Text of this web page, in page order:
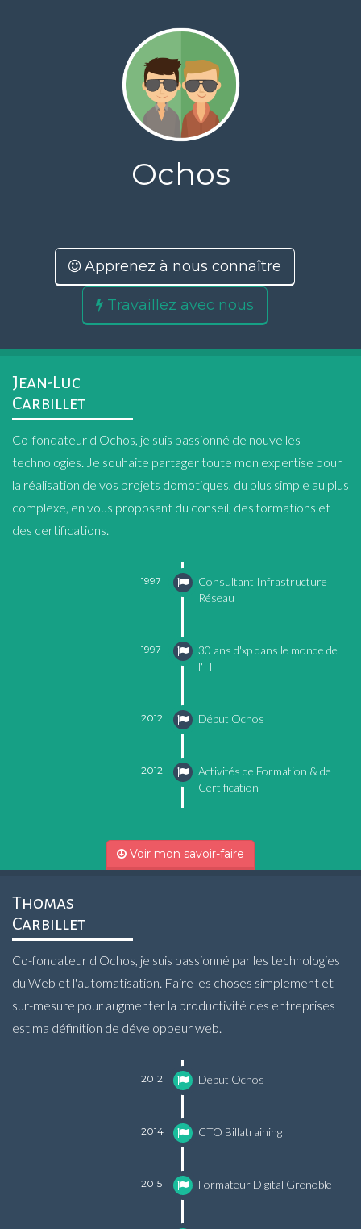
Ochos
Apprenez à nous connaître
Travaillez avec nous
Jean-Luc
Carbillet
Co-fondateur d'Ochos, je suis passionné de nouvelles
technologies. Je souhaite partager toute mon expertise pour
la réalisation de vos projets domotiques, du plus simple au plus
complexe, en vous proposant du conseil, des formations et
des certifications.
1997
Consultant Infrastructure
Réseau
1997
30 ans d'xp dans le monde de
l'IT
2012 Début Ochos
2012
Activités de Formation & de
Certification
Voir mon savoir-faire
Thomas
Carbillet
Co-fondateur d'Ochos, je suis passionné par les technologies
du Web et l'automatisation. Faire les choses simplement et
sur-mesure pour augmenter la productivité des entreprises
est ma définition de développeur web.
2012 Début Ochos
2014 CTO Billatraining
2015 Formateur Digital Grenoble